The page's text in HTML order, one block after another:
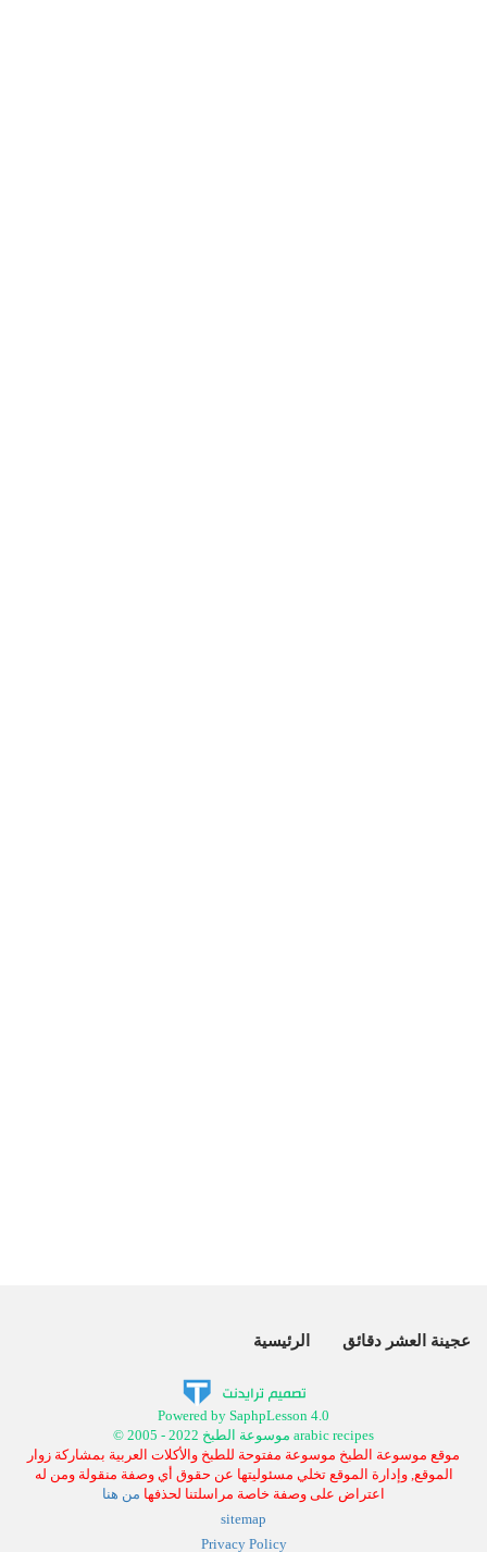
عجينة العشر دقائق الرئيسية
Powered by SaphpLesson 4.0
© 2005 - 2022 موسوعة الطبخ arabic recipes
موقع موسوعة الطبخ موسوعة مفتوحة للطبخ والأكلات العربية بمشاركة زوار
الموقع, وإدارة الموقع تخلي مسئوليتها عن حقوق أي وصفة منقولة ومن له
اعتراض على وصفة خاصة مراسلتنا لحذفها من هنا
sitemap
Privacy Policy